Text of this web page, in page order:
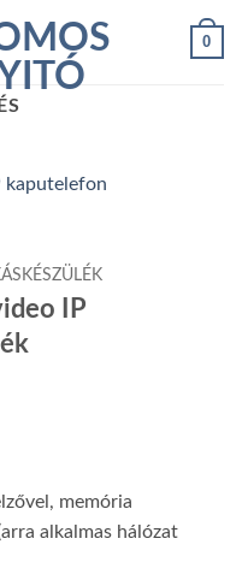
0
IP
memória
alkalmas hálózat